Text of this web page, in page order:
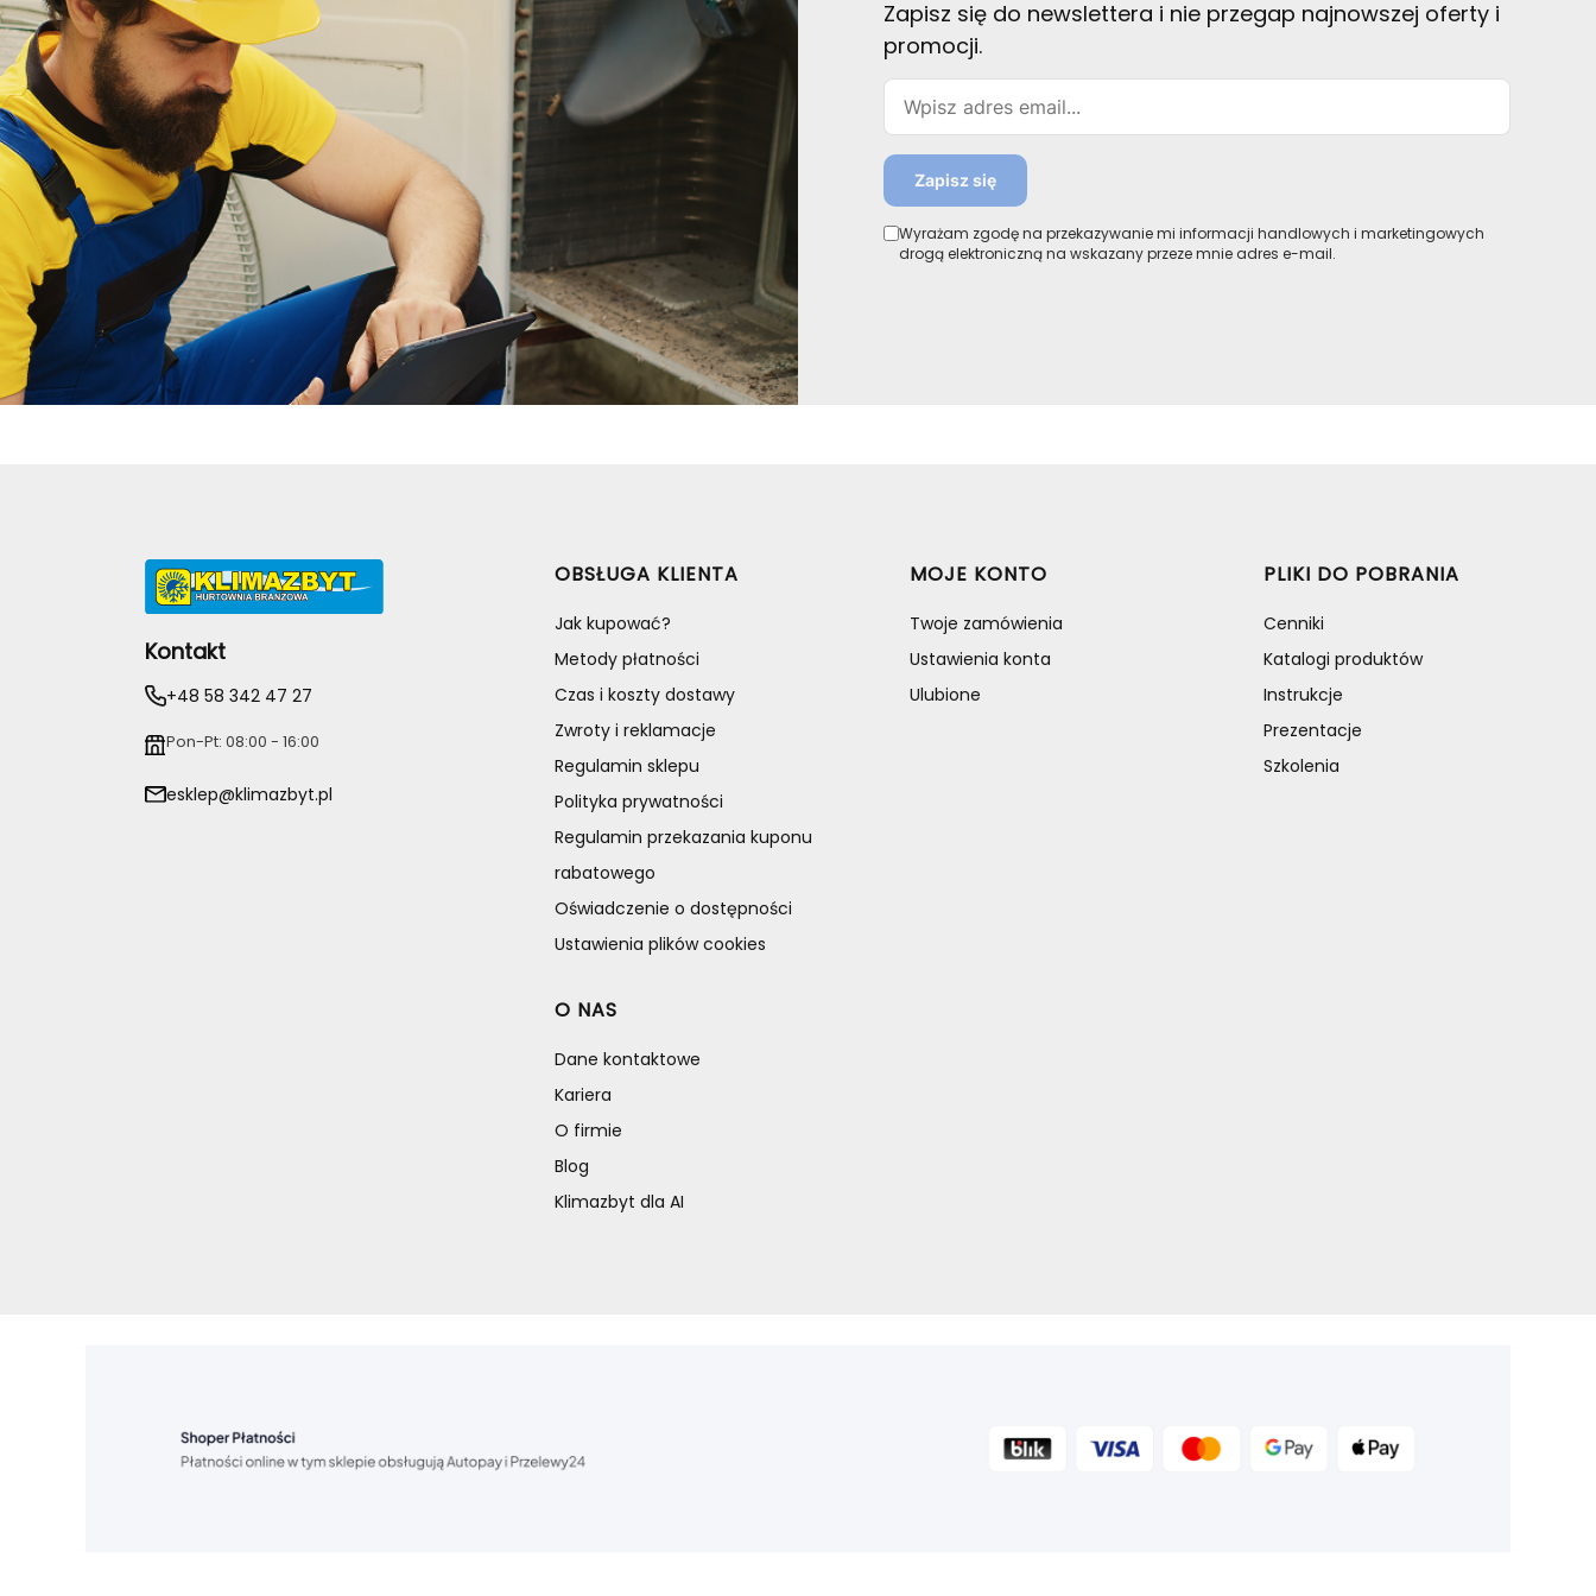
Zapisz się do newslettera i nie przegap najnowszej oferty i
promocji.
Email
Zapisz się
Wyrażam zgodę na przekazywanie mi informacji handlowych i marketingowych
drogą elektroniczną na wskazany przeze mnie adres e-mail.
Kontakt
+48 58 342 47 27
Pon-Pt: 08:00 - 16:00
esklep@klimazbyt.pl
Linki w stopce
OBSŁUGA KLIENTA
Jak kupować?
Metody płatności
Czas i koszty dostawy
Zwroty i reklamacje
Regulamin sklepu
Polityka prywatności
Regulamin przekazania kuponu
rabatowego
Oświadczenie o dostępności
Ustawienia plików cookies
MOJE KONTO
Twoje zamówienia
Ustawienia konta
Ulubione
PLIKI DO POBRANIA
Cenniki
Katalogi produktów
Instrukcje
Prezentacje
Szkolenia
O NAS
Dane kontaktowe
Kariera
O firmie
Blog
Klimazbyt dla AI